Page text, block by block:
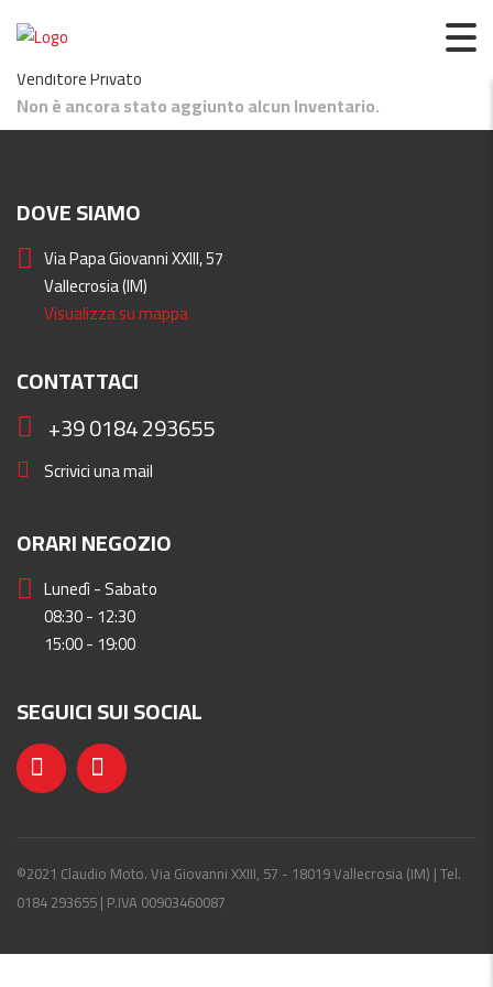
ClDMtadmin
Venditore Privato
Non è ancora stato aggiunto alcun Inventario.
DOVE SIAMO
Via Papa Giovanni XXIII, 57
Vallecrosia (IM)
Visualizza su mappa
CONTATTACI
+39 0184 293655
Scrivici una mail
ORARI NEGOZIO
Lunedì - Sabato
08:30 - 12:30
15:00 - 19:00
SEGUICI SUI SOCIAL
©2021 Claudio Moto. Via Giovanni XXIII, 57 - 18019 Vallecrosia (IM) | Tel.
0184 293655 | P.IVA 00903460087